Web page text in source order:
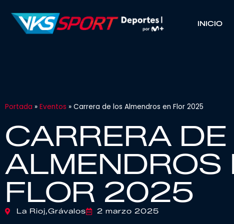
INICIO
Portada » Eventos » Carrera de los Almendros en Flor 2025
CARRERA
ALMENDROS
FLOR 2025
La Rioj,Grávalos 2 marzo 2025